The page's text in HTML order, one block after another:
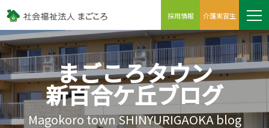
採用情報 介護実習生
まごころタウン
新百合ケ丘ブログ
Magokoro town SHINYURIGAOKA blog